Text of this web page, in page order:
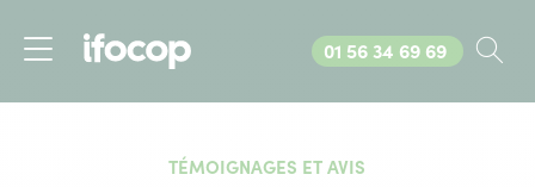
Menu
Appelez-nous au
01 56 34 69 69
TÉMOIGNAGES ET AVIS